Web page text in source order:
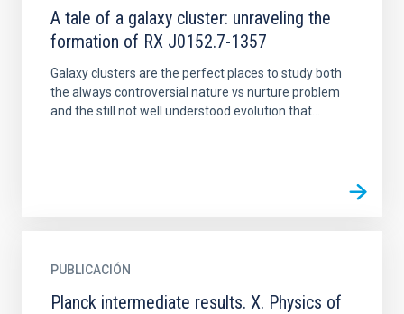
A tale of a galaxy cluster: unraveling the
formation of RX J0152.7-1357
Galaxy clusters are the perfect places to study both
the always controversial nature vs nurture problem
and the still not well understood evolution that...
PUBLICACIÓN
Planck intermediate results. X. Physics of